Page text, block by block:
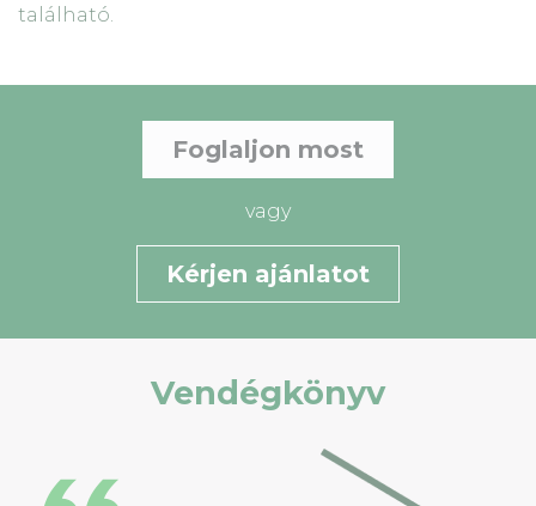
található.
Foglaljon most
vagy
Kérjen ajánlatot
Vendégkönyv